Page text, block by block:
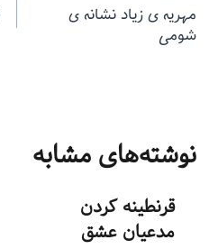
مهریه ی زیاد نشانه ی
شومی
نوشته‌های مشابه
قرنطینه کردن
مدعیان عشق